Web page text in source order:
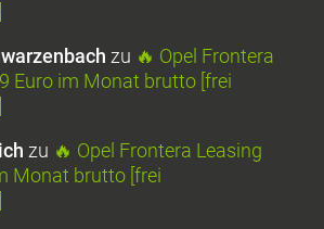
zu 🔥 Opel Frontera
Euro im Monat brutto [frei
zu 🔥 Opel Frontera Leasing
Monat brutto [frei